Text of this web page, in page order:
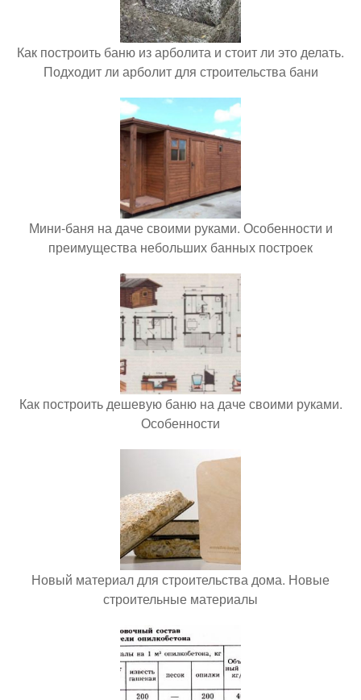
Как построить баню из арболита и стоит ли это делать.
Подходит ли арболит для строительства бани
Мини-баня на даче своими руками. Особенности и
преимущества небольших банных построек
Как построить дешевую баню на даче своими руками.
Особенности
Новый материал для строительства дома. Новые
строительные материалы